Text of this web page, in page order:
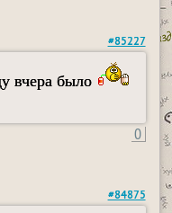
#85227
вчера было
0
#84875